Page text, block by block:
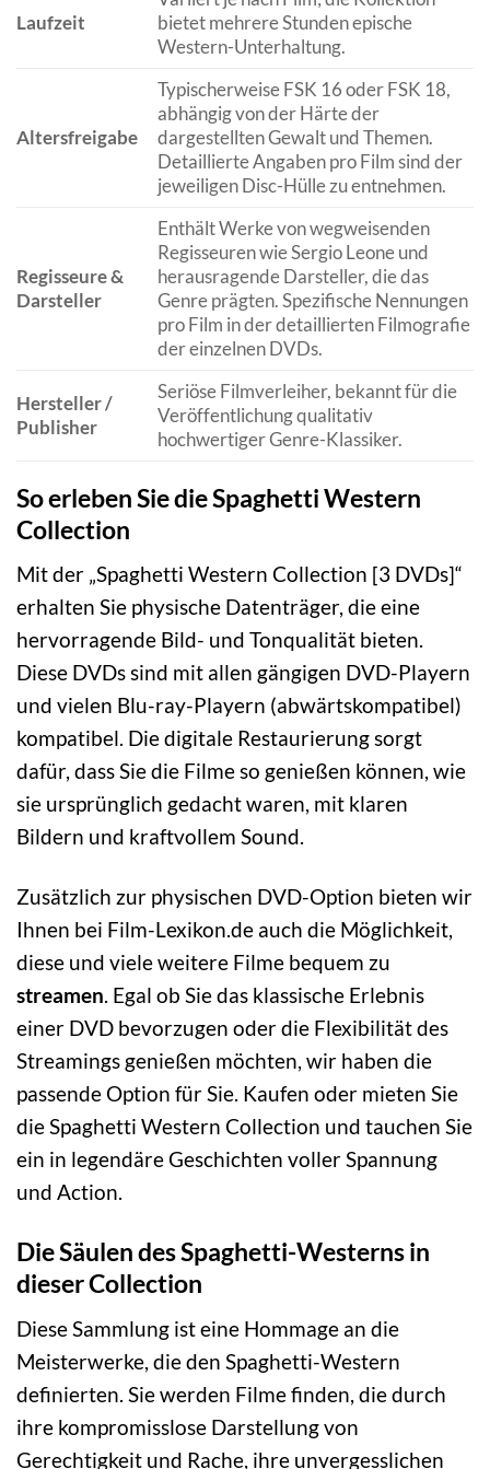
Laufzeit
bietet mehrere Stunden epische
Western-Unterhaltung.
Altersfreigabe
Typischerweise FSK 16 oder FSK 18,
abhängig von der Härte der
dargestellten Gewalt und Themen.
Detaillierte Angaben pro Film sind der
jeweiligen Disc-Hülle zu entnehmen.
Regisseure &
Darsteller
Enthält Werke von wegweisenden
Regisseuren wie Sergio Leone und
herausragende Darsteller, die das
Genre prägten. Spezifische Nennungen
pro Film in der detaillierten Filmografie
der einzelnen DVDs.
Hersteller /
Publisher
Seriöse Filmverleiher, bekannt für die
Veröffentlichung qualitativ
hochwertiger Genre-Klassiker.
So erleben Sie die Spaghetti Western
Collection
Mit der „Spaghetti Western Collection [3 DVDs]“
erhalten Sie physische Datenträger, die eine
hervorragende Bild- und Tonqualität bieten.
Diese DVDs sind mit allen gängigen DVD-Playern
und vielen Blu-ray-Playern (abwärtskompatibel)
kompatibel. Die digitale Restaurierung sorgt
dafür, dass Sie die Filme so genießen können, wie
sie ursprünglich gedacht waren, mit klaren
Bildern und kraftvollem Sound.
Zusätzlich zur physischen DVD-Option bieten wir
Ihnen bei Film-Lexikon.de auch die Möglichkeit,
diese und viele weitere Filme bequem zu
streamen. Egal ob Sie das klassische Erlebnis
einer DVD bevorzugen oder die Flexibilität des
Streamings genießen möchten, wir haben die
passende Option für Sie. Kaufen oder mieten Sie
die Spaghetti Western Collection und tauchen Sie
ein in legendäre Geschichten voller Spannung
und Action.
Die Säulen des Spaghetti-Westerns in
dieser Collection
Diese Sammlung ist eine Hommage an die
Meisterwerke, die den Spaghetti-Western
definierten. Sie werden Filme finden, die durch
ihre kompromisslose Darstellung von
Gerechtigkeit und Rache, ihre unvergesslichen